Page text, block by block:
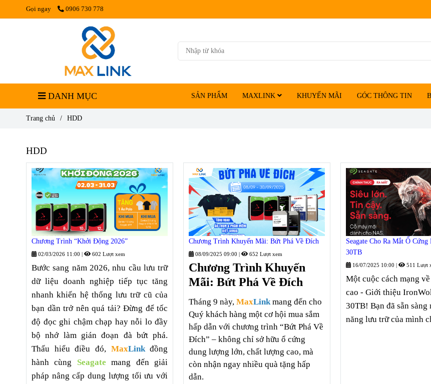
Gọi ngay 0906 730 778
DANH MỤC SẢN PHẨM MAXLINK KHUYẾN MÃI GÓC THÔNG TIN
Trang chủ / HDD
HDD
Chương Trình “Khởi Động 2026”
02/03/2026 11:00 | 602 Lượt xem
Bước sang năm 2026, nhu cầu lưu trữ
dữ liệu doanh nghiệp tiếp tục tăng
nhanh khiến hệ thống lưu trữ cũ của
bạn dần trở nên quá tải? Đừng để tốc
độ đọc ghi chậm chạp hay nỗi lo đầy
bộ nhớ làm gián đoạn đà bứt phá.
Thấu hiểu điều đó, MaxLinkđồng
hành cùng Seagate mang đến giải
pháp nâng cấp dung lượng tối ưu với
Chương Trình Khuyến Mãi: Bứt Phá Về Đích
08/09/2025 09:00| 652 Lượt xem
Chương Trình Khuyến
Mãi: Bứt Phá Về Đích
Tháng 9 này,MaxLink mang đến cho
Quý khách hàng một cơ hội mua sắm
hấp dẫn với chương trình “Bứt Phá Về
Đích” – không chỉ sở hữu ổ cứng
dung lượng lớn, chất lượng cao, mà
còn nhận ngay nhiều quà tặng hấp
dẫn.
Seagate Cho Ra Mắt Ổ
30TB
16/07/2025 10:00| 511 Lượt
Một cuộc cách mạng
cao - Giới thiệu
30TB!Bạn đã sẵn sàng
năng lưu trữ của mình